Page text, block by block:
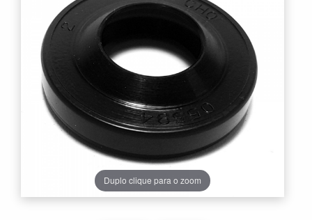
Duplo clique para o zoom